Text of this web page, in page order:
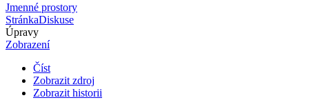
Jmenné prostory
StránkaDiskuse
Úpravy
Zobrazení
Číst
Zobrazit zdroj
Zobrazit historii